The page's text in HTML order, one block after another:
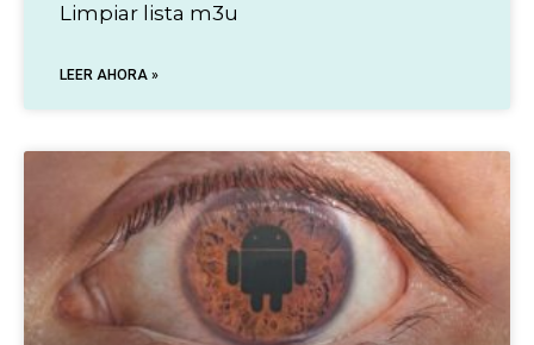
Limpiar lista m3u
LEER AHORA »